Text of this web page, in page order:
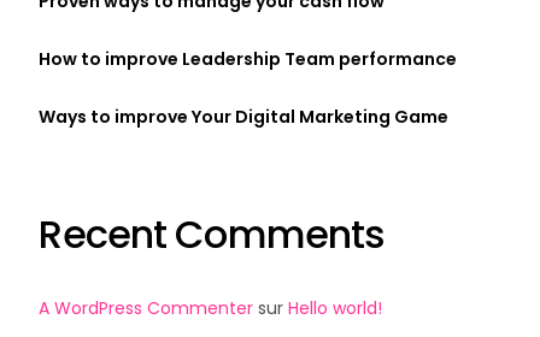
How to improve Leadership Team performance
Ways to improve Your Digital Marketing Game
Recent Comments
A WordPress Commenter surHello world!